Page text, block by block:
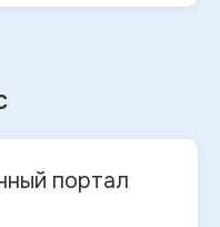
портал